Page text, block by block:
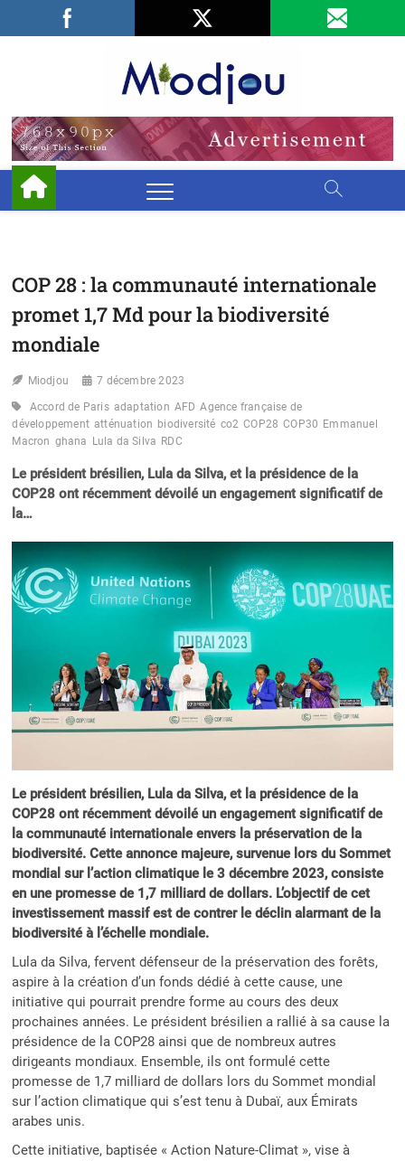
Facebook
LinkedIn
COP 28 : la communauté internationale
promet 1,7 Md pour la biodiversité
mondiale
Miodjou 7 décembre 2023
Accord de Paris adaptation AFD Agence française de
développement atténuation biodiversité co2 COP28 COP30 Emmanuel
Macron ghana Lula da Silva RDC
Le président brésilien, Lula da Silva, et la présidence de la
COP28 ont récemment dévoilé un engagement significatif de
la…
Le président brésilien, Lula da Silva, et la présidence de la
COP28 ont récemment dévoilé un engagement significatif de
la communauté internationale envers la préservation de la
biodiversité. Cette annonce majeure, survenue lors du Sommet
mondial sur l’action climatique le 3 décembre 2023, consiste
en une promesse de 1,7 milliard de dollars. L’objectif de cet
investissement massif est de contrer le déclin alarmant de la
biodiversité à l’échelle mondiale.
Lula da Silva, fervent défenseur de la préservation des forêts,
aspire à la création d’un fonds dédié à cette cause, une
initiative qui pourrait prendre forme au cours des deux
prochaines années. Le président brésilien a rallié à sa cause la
présidence de la COP28 ainsi que de nombreux autres
dirigeants mondiaux. Ensemble, ils ont formulé cette
promesse de 1,7 milliard de dollars lors du Sommet mondial
sur l’action climatique qui s’est tenu à Dubaï, aux Émirats
arabes unis.
Cette initiative, baptisée « Action Nature-Climat », vise à